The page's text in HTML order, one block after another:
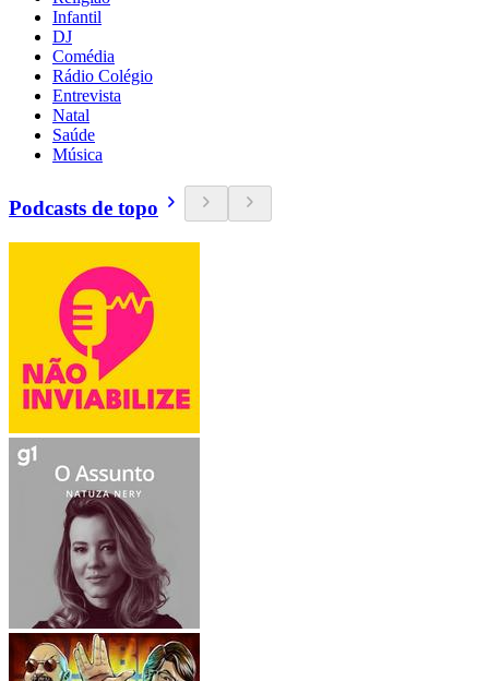
Infantil
DJ
Comédia
Rádio Colégio
Entrevista
Natal
Saúde
Música
Podcasts de topo